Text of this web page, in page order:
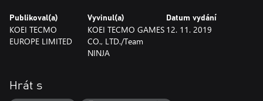
Publikoval(a)
KOEI TECMO
EUROPE LIMITED
Vyvinul(a)
KOEI TECMO GAMES
CO., LTD./Team
NINJA
Datum vydání
12. 11. 2019
Hrát s